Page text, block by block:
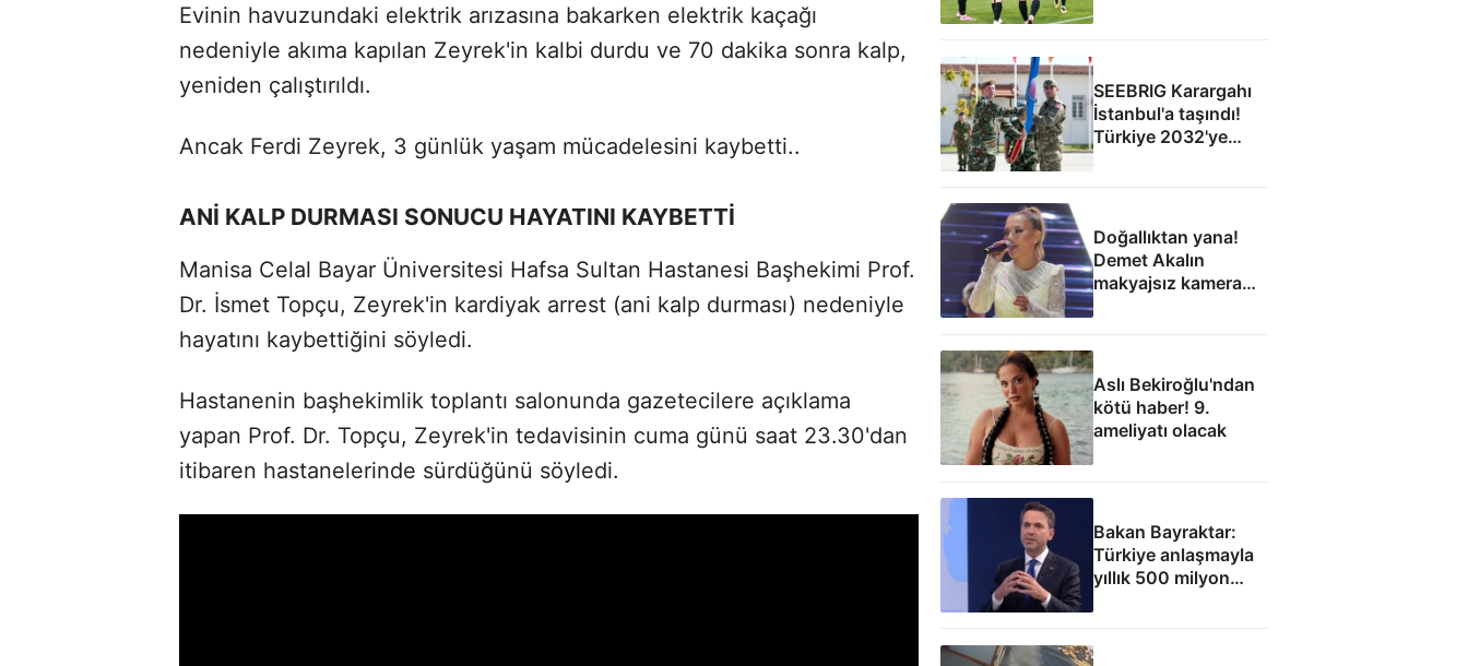
Evinin havuzundaki elektrik arızasına bakarken elektrik kaçağı
nedeniyle akıma kapılan Zeyrek'in kalbi durdu ve 70 dakika sonra kalp,
yeniden çalıştırıldı.
Ancak Ferdi Zeyrek, 3 günlük yaşam mücadelesini kaybetti..
ANİ KALP DURMASI SONUCU HAYATINI KAYBETTİ
Manisa Celal Bayar Üniversitesi Hafsa Sultan Hastanesi Başhekimi Prof.
Dr. İsmet Topçu, Zeyrek'in kardiyak arrest (ani kalp durması) nedeniyle
hayatını kaybettiğini söyledi.
Hastanenin başhekimlik toplantı salonunda gazetecilere açıklama
yapan Prof. Dr. Topçu, Zeyrek'in tedavisinin cuma günü saat 23.30'dan
itibaren hastanelerinde sürdüğünü söyledi.
SEEBRIG Karargahı
İstanbul'a taşındı!
Türkiye 2032'ye
kadar ev sahibi
Doğallıktan yana!
Demet Akalın
makyajsız kamera
karşısına geçti
Aslı Bekiroğlu'ndan
kötü haber! 9.
ameliyatı olacak
Bakan Bayraktar:
Türkiye anlaşmayla
yıllık 500 milyon